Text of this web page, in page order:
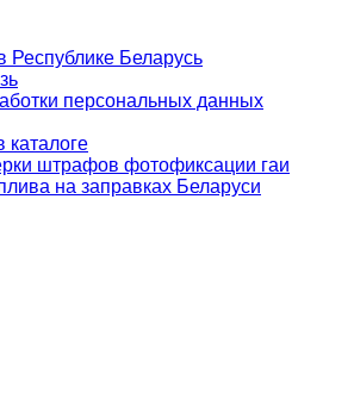
Республике Беларусь
персональных данных
штрафов фотофиксации гаи
на заправках Беларуси